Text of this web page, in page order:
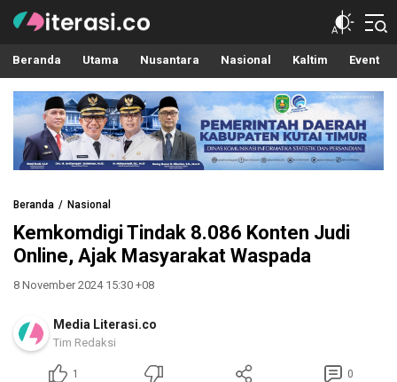
Literasi.co
Pilar Informasi
Beranda Utama Nusantara Nasional Kaltim Event
Beranda Nasional
Kemkomdigi Tindak 8.086 Konten Judi
Online, Ajak Masyarakat Waspada
8 November 2024 15:30 +08
Media Literasi.co
Tim Redaksi
1 0